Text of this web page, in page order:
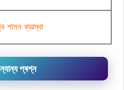
শাসন ব্যৱস্থা
প্ৰশ্ন